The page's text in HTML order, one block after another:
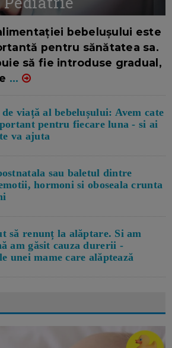
bebelușului este
pentru sănătatea sa.
să fie introduse gradual,
...
viață al bebelușului: Avem cate
pentru fiecare luna - si ai
va ajuta
sau baletul dintre
hormoni si oboseala crunta
să renunț la alăptare. Si am
am găsit cauza durerii -
unei mame care alăptează